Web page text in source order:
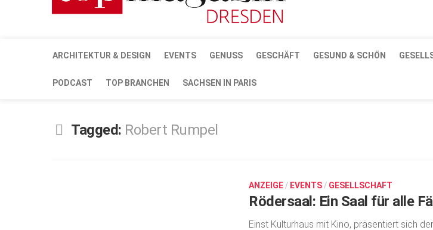
ARCHITEKTUR & DESIGN EVENTS GENUSS GESCHÄFT GESUND & SCHÖN
PODCAST TOP BRANCHEN SACHSEN IN PARIS
Tagged: Robert Rumpel
ANZEIGE / EVENTS / GESELLSCHAFT
Rödersaal: Ein Saal für alle
Einst Kulturhaus mit Kino, präsentiert sich